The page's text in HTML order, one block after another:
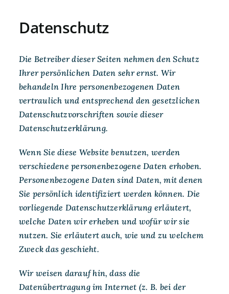
Datenschutz
Die Betreiber dieser Seiten nehmen den Schutz
Ihrer persönlichen Daten sehr ernst. Wir
behandeln Ihre personenbezogenen Daten
vertraulich und entsprechend den gesetzlichen
Datenschutzvorschriften sowie dieser
Datenschutzerklärung.
Wenn Sie diese Website benutzen, werden
verschiedene personenbezogene Daten erhoben.
Personenbezogene Daten sind Daten, mit denen
Sie persönlich identifiziert werden können. Die
vorliegende Datenschutzerklärung erläutert,
welche Daten wir erheben und wofür wir sie
nutzen. Sie erläutert auch, wie und zu welchem
Zweck das geschieht.
Wir weisen darauf hin, dass die
Datenübertragung im Internet (z. B. bei der